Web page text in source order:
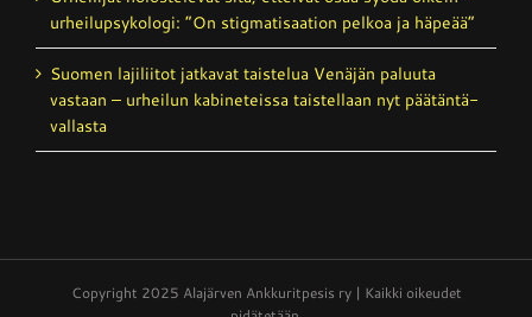
urheilupsykologi: ”On stigmatisaation pelkoa ja häpeää”
Suomen lajiliitot jatkavat taistelua Venäjän paluuta
vastaan – urheilun kabineteissa taistellaan nyt päätäntä­
vallasta
Copyright 2025 Alajärven Ankkuritpesis ry | Kaikki oikeudet